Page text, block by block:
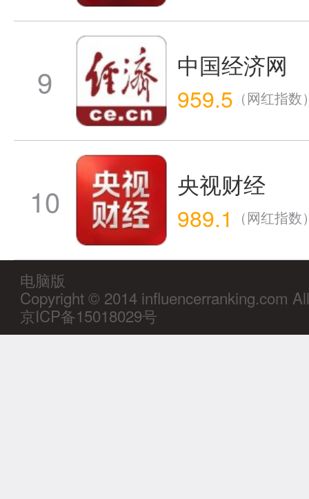
9
中国经济网
959.5 （网红指数
10
央视财经
989.1
（网红指数
电脑版
Copyright © 2014 influencerranking.com
京ICP备15018029号